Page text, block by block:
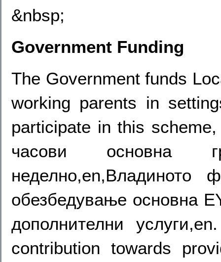
&nbsp;
Government Funding
The Government funds
working parents in
participate in this
часови
обезбедување основна
дополнителни
contribution towards